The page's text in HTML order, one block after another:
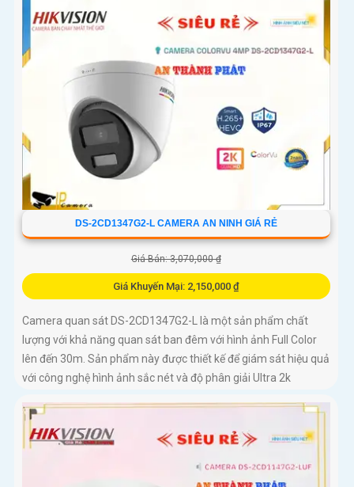
DS-2CD1347G2-L CAMERA AN NINH GIÁ RẺ
Giá Bán: 3,070,000 ₫
Giá Khuyến Mại: 2,150,000 ₫
Camera quan sát DS-2CD1347G2-L là một sản phẩm chất
lượng với khả năng quan sát ban đêm với hình ảnh Full Color
lên đến 30m. Sản phẩm này được thiết kế để giám sát hiệu quả
với công nghệ hình ảnh sắc nét và độ phân giải Ultra 2k